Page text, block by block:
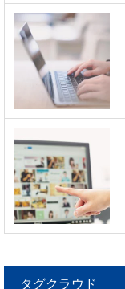
タグクラウド